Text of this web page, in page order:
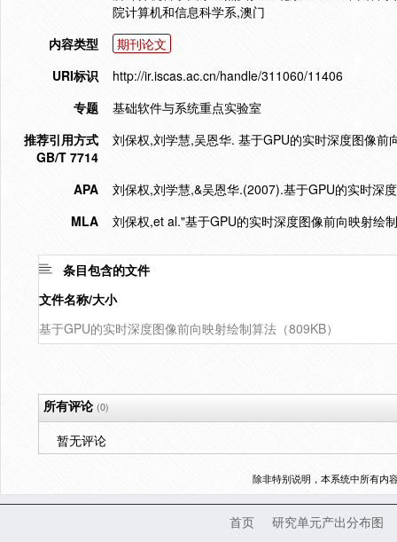
院计算机和信息科学系,澳门
内容类型
期刊论文
URI标识
http://ir.iscas.ac.cn/handle/311060/11406
专题
基础软件与系统重点实验室
推荐引用方式
GB/T 7714
刘保权,刘学慧,吴恩华. 基于GPU的实时深度图像
APA
刘保权,刘学慧,&吴恩华.(2007).基于GPU的实时深
MLA
刘保权,et al."基于GPU的实时深度图像前向映射绘
条目包含的文件
文件名称/大小
基于GPU的实时深度图像前向映射绘制算法（809KB）
所有评论(0)
暂无评论
除非特别说明，本系统中所有内
首页 研究单元产出分布图